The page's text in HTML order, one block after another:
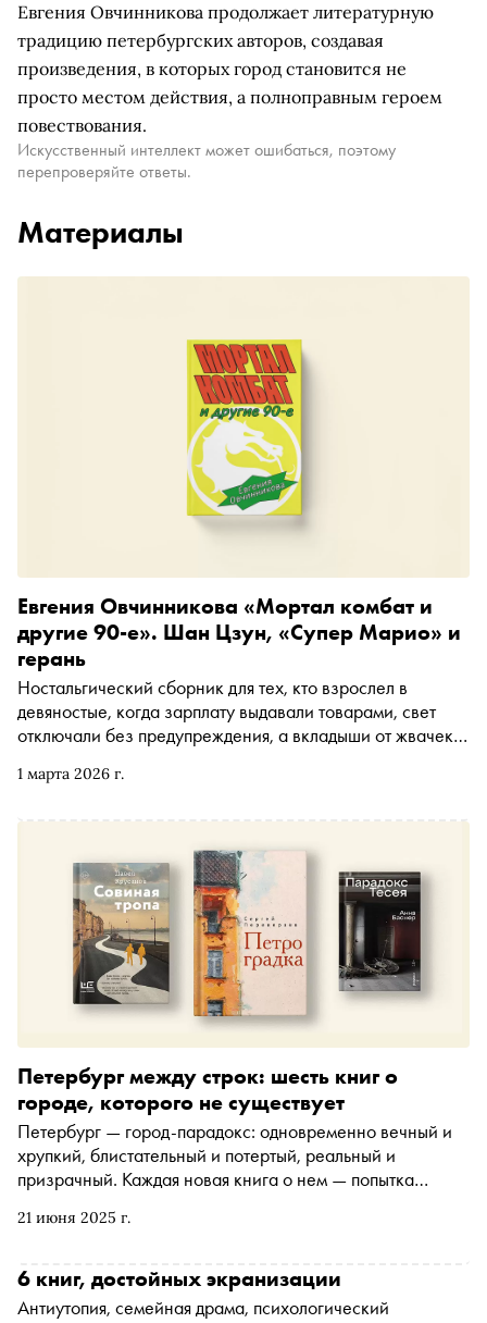
Евгения Овчинникова продолжает литературную
традицию петербургских авторов, создавая
произведения, в которых город становится не
просто местом действия, а полноправным героем
повествования.
Искусственный интеллект может ошибаться, поэтому
перепроверяйте ответы.
Материалы
1 марта 2026 г.
Евгения Овчинникова «Мортал комбат и
другие 90-е». Шан Цзун, «Супер Марио» и
герань
Ностальгический сборник для тех, кто взрослел в
девяностые, когда зарплату выдавали товарами, свет
отключали без предупреждения, а вкладыши от жвачек
вспоминает детство в северном Казахстане, но делает
пересмотреть «Мортал комбат». Книга вышла в
издательстве «Альпина.Проза». «Сноб» публикует главу
21 июня 2025 г.
Петербург между строк: шесть книг о
городе, которого не существует
Петербург — город-парадокс: одновременно вечный и
хрупкий, блистательный и потертый, реальный и
призрачный. Каждая новая книга о нем — попытка
шесть современных романов и сборников, где Питер
Здесь есть драматичная история о попытках спасти
ускользающую красоту, ироничные зарисовки из жизни
6 книг, достойных экранизации
Антиутопия, семейная драма, психологический